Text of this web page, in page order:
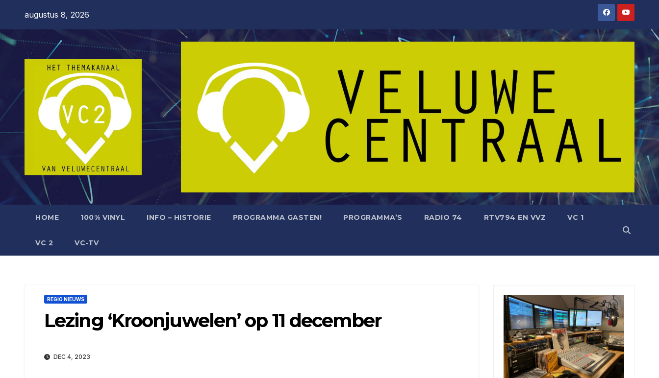
de
augustus 8, 2026
HOME 100% VINYL INFO – HISTORIE PROGRAMMA GASTEN! PROGRAMMA’S RADIO 74 RTV794 EN VVZ VC 1
VC 2 VC-TV
REGIO NIEUWS
Lezing ‘Kroonjuwelen’ op 11 december
DEC 4, 2023